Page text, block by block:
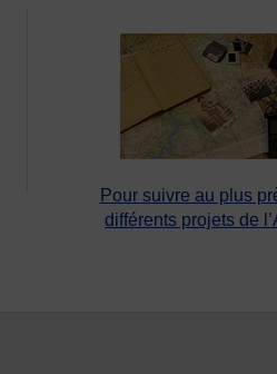
Pour suivre au plus
différents projets de